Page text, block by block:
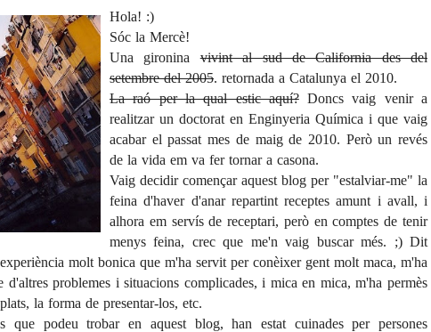
Hola! :)
Sóc la Mercè!
Una gironinavivint al sud de California des del
setembre del 2005. retornada a Catalunya el 2010.
La raó per la qual estic aquí?Doncs vaig venir a
realitzar un doctorat en Enginyeria Química i que vaig
acabar el passat mes de maig de 2010. Però un revés
de la vida em va fer tornar a casona.
Vaig decidir començar aquest blog per "estalviar-me" la
feina d'haver d'anar repartint receptes amunt i avall, i
alhora em servís de receptari, però en comptes de tenir
menys feina, crec que me'n vaig buscar més. ;) Dit
molt bonica que m'ha servit per conèixer gent molt maca, m'ha
d'altres problemes i situacions complicades, i mica en mica, m'ha permès
la forma de presentar-los, etc.
que podeu trobar en aquest blog, han estat cuinades per persones